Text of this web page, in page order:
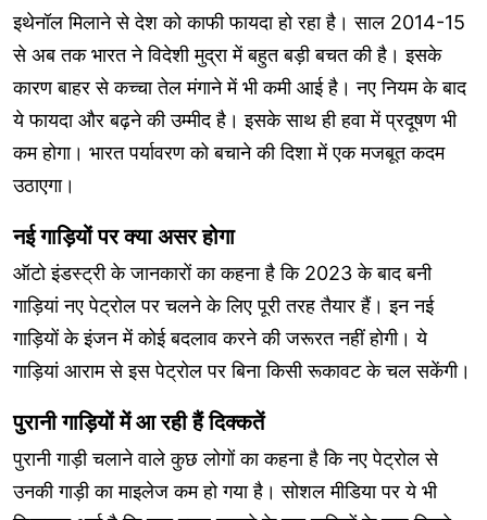
इथेनॉल मिलाने से देश को काफी फायदा हो रहा है। साल 2014-15
से अब तक भारत ने विदेशी मुद्रा में बहुत बड़ी बचत की है। इसके
कारण बाहर से कच्चा तेल मंगाने में भी कमी आई है। नए नियम के बाद
ये फायदा और बढ़ने की उम्मीद है। इसके साथ ही हवा में प्रदूषण भी
कम होगा। भारत पर्यावरण को बचाने की दिशा में एक मजबूत कदम
उठाएगा।
नई गाड़ियों पर क्या असर होगा
ऑटो इंडस्ट्री के जानकारों का कहना है कि 2023 के बाद बनी
गाड़ियां नए पेट्रोल पर चलने के लिए पूरी तरह तैयार हैं। इन नई
गाड़ियों के इंजन में कोई बदलाव करने की जरूरत नहीं होगी। ये
गाड़ियां आराम से इस पेट्रोल पर बिना किसी रूकावट के चल सकेंगी।
पुरानी गाड़ियों में आ रही हैं दिक्कतें
पुरानी गाड़ी चलाने वाले कुछ लोगों का कहना है कि नए पेट्रोल से
उनकी गाड़ी का माइलेज कम हो गया है। सोशल मीडिया पर ये भी